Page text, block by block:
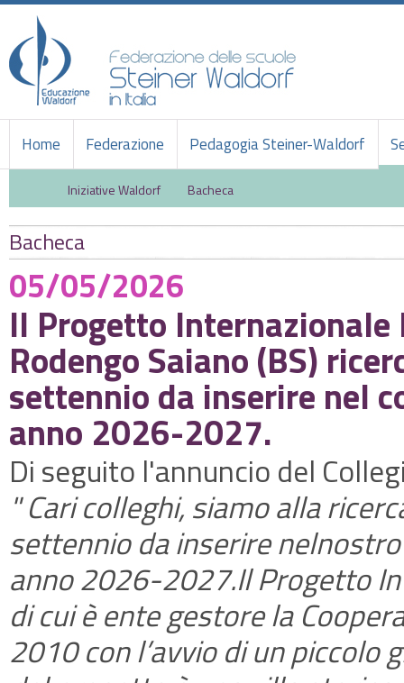
Home Federazione Pedagogia Steiner-Waldorf
Iniziative Waldorf Bacheca
Bacheca
05/05/2026
Il Progetto
Rodengo Saiano (BS)
settennio da inserire nel
anno 2026-2027.
Di seguito l'annuncio del
" Cari colleghi, siamo alla
settennio da inserire
anno 2026-2027.Il Progetto
di cui è ente gestore la
2010 con l’avvio di un piccolo